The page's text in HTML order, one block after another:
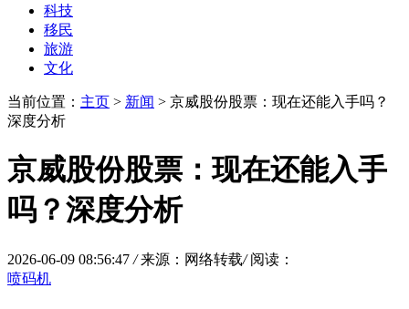
科技
移民
旅游
文化
当前位置： 主页 > 新闻 > 京威股份股票：现在还能入手吗？
深度分析
京威股份股票：现在还能入手
吗？深度分析
2026-06-09 08:56:47 / 来源：网络转载/ 阅读：
喷码机